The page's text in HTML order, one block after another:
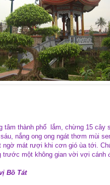
tâm thành phố lắm, chừng 15 cây
nắng ong ong ngát thơm mùi
ngờ mát rượi khi cơn gió ùa tới.
một không gian vời vợi cánh
Bồ Tát